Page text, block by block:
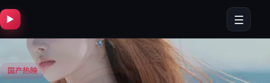
▶ ☰
日韩剧场
国产热映
日韩剧场
国产热映